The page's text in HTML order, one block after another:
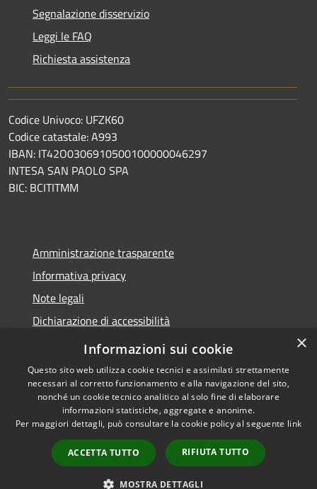
Segnalazione disservizio
Leggi le FAQ
Richiesta assistenza
Codice Univoco: UFZK60
Codice catastale: A993
IBAN: IT42O0306910500100000046297
INTESA SAN PAOLO SPA
BIC: BCITITMM
Amministrazione trasparente
Informativa privacy
Note legali
Dichiarazione di accessibilità
Meccanismo di feedback
Accessibilità
Copyright © 2026 • Comune di
Borghetto d'Arroscia •
Powered byMunicipium
Accesso redazione
×
Informazioni sui cookie
Questo sito web utilizza cookie tecnici e assimilati strettamente
necessari al corretto funzionamento e alla navigazione del sito,
nonché un cookie tecnico analitico al solo fine di elaborare
informazioni statistiche, aggregate e anonime.
Per maggiori dettagli, può consultare la cookie policy al seguente link
ACCETTA TUTTO RIFIUTA TUTTO
MOSTRA DETTAGLI